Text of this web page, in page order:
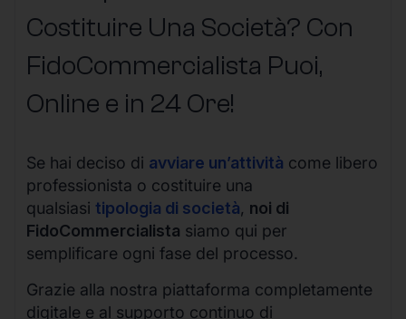
Costituire Una Società? Con
FidoCommercialista Puoi,
Online e in 24 Ore!
Se hai deciso di avviare un’attività come libero
professionista o costituire una
qualsiasi tipologia di società, noi di
FidoCommercialista siamo qui per
semplificare ogni fase del processo.
Grazie alla nostra piattaforma completamente
digitale e al supporto continuo di